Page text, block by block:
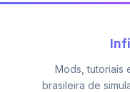
Mods, tutoriais
brasileira de